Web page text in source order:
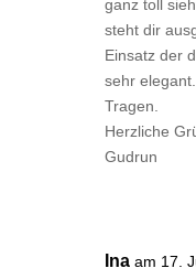
ganz toll
steht dir
Einsatz der
sehr
Tragen.
Herzliche
Gudrun
Ina am 17.